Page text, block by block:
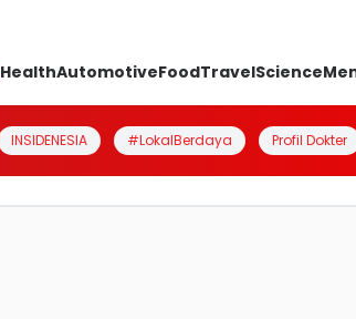
HealthAutomotiveFoodTravelScience
INSIDENESIA #LokalBerdaya Profil Dokter